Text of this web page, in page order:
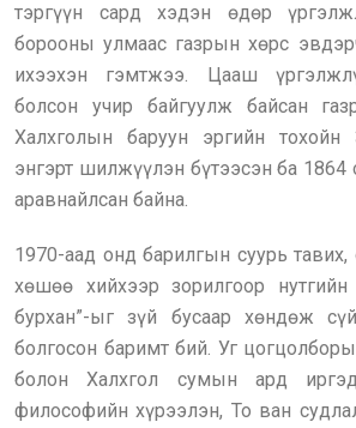
тэргүүн сард хэдэн өдөр
борооны улмаас газрын хөрс
ихээхэн гэмтжээ. Цааш
болсон учир байгуулж байсан
Халхголын баруун эргийн
энгэрт шилжүүлэн бүтээсэн ба
аравнайлсан байна.
1970-аад онд барилгын суурь
хөшөө хийхээр зорилгоор
бурхан”-ыг зүй бусаар хөндөж
болгосон баримт бий. Уг
болон Халхгол сумын ард
философийн хүрээлэн, То ван